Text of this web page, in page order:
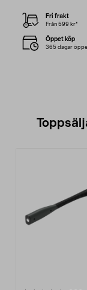
Fri frakt
Från 599 kr*
Öppet köp
365 dagar